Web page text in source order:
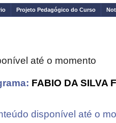
Projeto Pedagógico do Curso
até o momento
FABIO DA SILVA
disponível até o